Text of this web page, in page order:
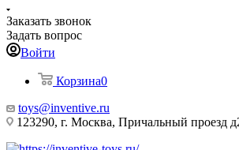
Заказать звонок
Задать вопрос
Войти
Корзина0
toys@inventive.ru
123290, г. Москва, Причальный проезд